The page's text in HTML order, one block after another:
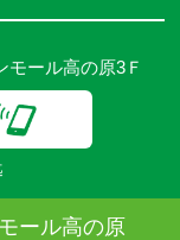
モール高の原3Ｆ
ール高の原